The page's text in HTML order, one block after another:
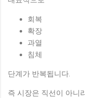
회복
확장
과열
침체
단계가 반복됩니다.
즉 시장은 직선이 아니